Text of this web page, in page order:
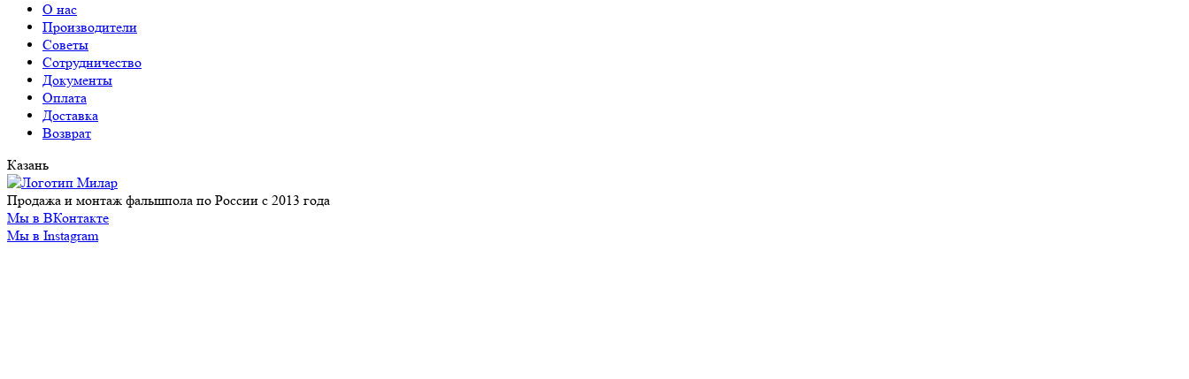
О нас
Производители
Советы
Сотрудничество
Документы
Оплата
Доставка
Возврат
Казань
Продажа и монтаж фальшпола по России с 2013 года
Мы в ВКонтакте
Мы в Instagram